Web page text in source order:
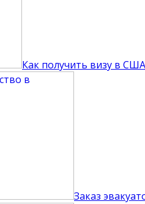
Как получить визу в США
Заказ